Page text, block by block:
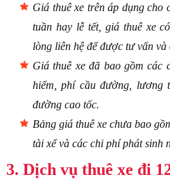
Giá thuê xe trên áp dụng cho
tuần hay lễ tết, giá thuê xe
lòng liên hệ để được tư vấn và
Giá thuê xe đã bao gồm các
hiểm, phí cầu đường, lương
đường cao tốc.
Bảng giá thuê xe chưa bao
tài xế và các chi phí phát sinh
3. Dịch vụ thuê xe đi